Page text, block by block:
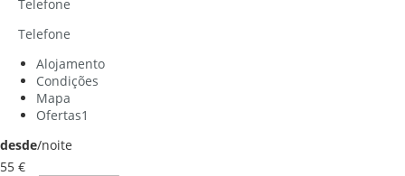
Telefone
Telefone
Alojamento
Condições
Mapa
Ofertas1
desde/noite
55 €